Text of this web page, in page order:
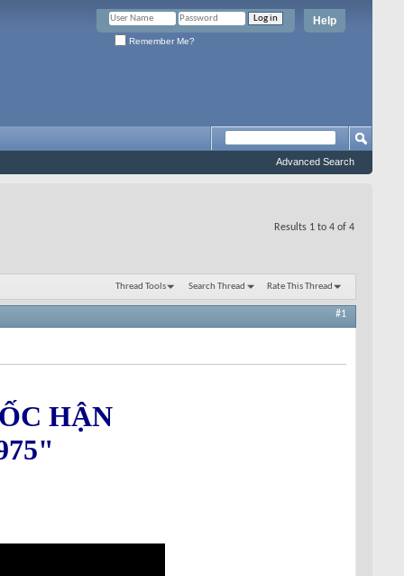
Help
Remember Me?
Advanced Search
Results 1 to 4 of 4
Thread Tools Search Thread Rate This Thread
#1
HẬN